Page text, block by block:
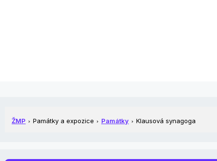
ŽMP Památky a expozice Památky Klausová synagoga